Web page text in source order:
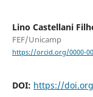
Lino Castellani
FEF/Unicamp
https://orcid.org/0000-
DOI: https://